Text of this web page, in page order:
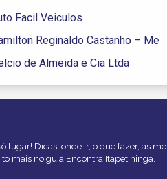
Facil Veiculos
Reginaldo Castanho – Me
de Almeida e Cia Ltda
lugar! Dicas, onde ir, o que fazer, as
mais no guia Encontra Itapetininga.